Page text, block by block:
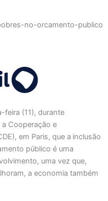
feira (11), durante
Cooperação e
em Paris, que a inclusão
público é uma
uma vez que,
a economia também